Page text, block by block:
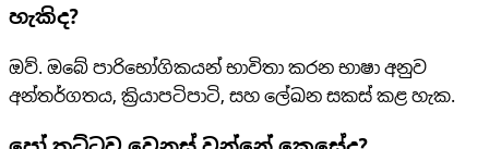
හැකිද?
ඔව්. ඔබේ පාරිභෝගිකයන් භාවිතා කරන භාෂා අනුව
අන්තර්ගතය, ක්‍රියාපටිපාටි, සහ ලේඛන සකස් කළ හැක.